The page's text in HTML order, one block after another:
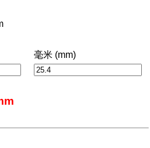
毫米 (mm)